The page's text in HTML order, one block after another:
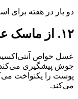
دو بار در هفته برای
۱۲. از ماسک عسل استفاده کنید
عسل خواص
جوش پیشگیری
پوست را یکنواخت
می‌کند.